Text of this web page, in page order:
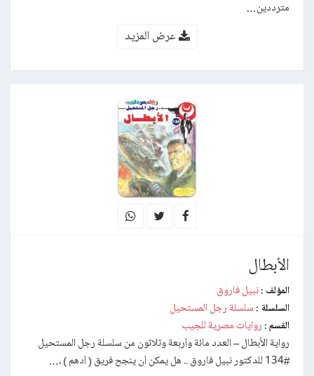
مترددين…
عرض المزيد
الأبطال
المؤلف : نبيل فاروق
السلسلة : سلسلة رجل المستحيل
القسم : روايات مصرية للجيب
رواية الأبطال – العدد مائة وأربعة وثلاثون من سلسلة رجل المستحيل
#134 للدكتور نبيل فاروق .. هل يمكن أن ينجح فريق ( أدهم ) ،…